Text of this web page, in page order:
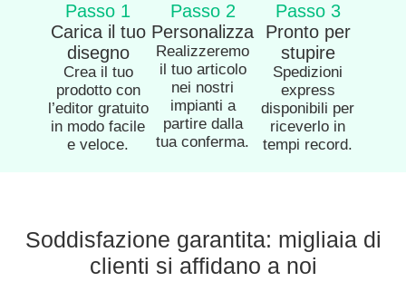
Passo 1
Carica il tuo
disegno
Crea il tuo
prodotto con
l’editor gratuito
in modo facile
e veloce.
Passo 2
Personalizza
Realizzeremo
il tuo articolo
nei nostri
impianti a
partire dalla
tua conferma.
Passo 3
Pronto per
stupire
Spedizioni
express
disponibili per
riceverlo in
tempi record.
Soddisfazione garantita: migliaia di
clienti si affidano a noi